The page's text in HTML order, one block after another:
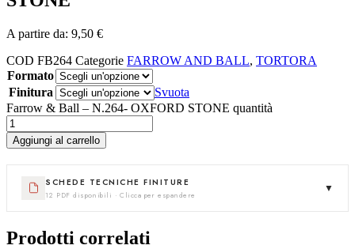
A partire da: 9,50 €
COD FB264 Categorie FARROW AND BALL, TORTORA
Formato
Finitura
Svuota
Farrow & Ball – N.264- OXFORD STONE quantità
Aggiungi al carrello
SCHEDE TECNICHE FINITURE
12 PDF disponibili · Clicca per espandere ▼
Prodotti correlati